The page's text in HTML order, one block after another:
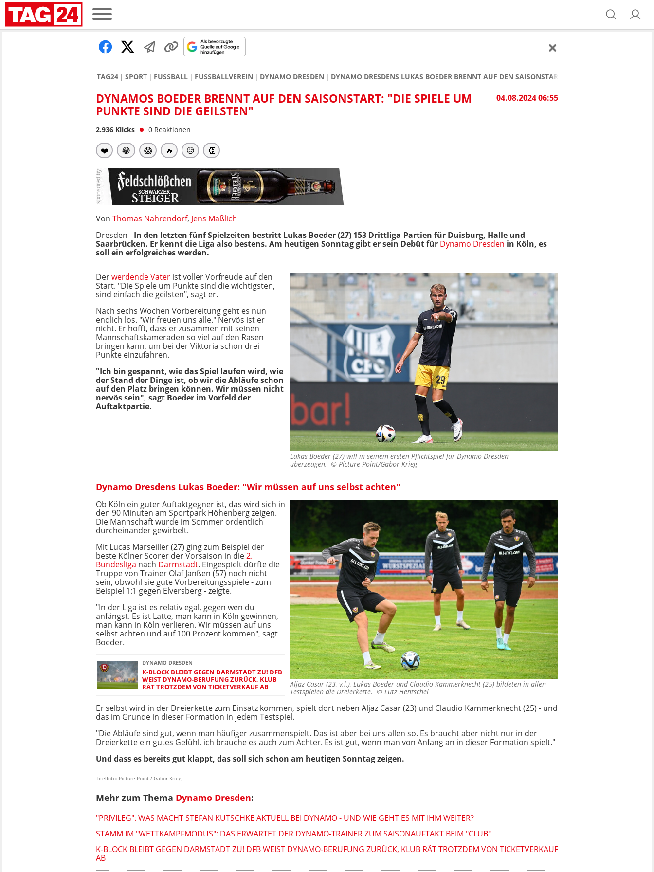
TAG24 SPORT FUSSBALL FUSSBALLVEREIN DYNAMO DRESDEN DYNAMO DRESDENS LUKAS BOEDER BRENNT AUF DEN SAISONSTART: "DIE SPIELE UM PUNKTE
04.08.2024 06:55
DYNAMOS BOEDER BRENNT AUF DEN SAISONSTART: "DIE SPIELE UM
PUNKTE SIND DIE GEILSTEN"
2.936 Klicks 0 Reaktionen
❤️ 😂 😱 🔥 😥 👏
Von Thomas Nahrendorf, Jens Maßlich
Dresden - In den letzten fünf Spielzeiten bestritt Lukas Boeder (27) 153 Drittliga-Partien für Duisburg, Halle und
Saarbrücken. Er kennt die Liga also bestens. Am heutigen Sonntag gibt er sein Debüt für Dynamo Dresden in Köln, es
soll ein erfolgreiches werden.
Lukas Boeder (27) will in seinem ersten Pflichtspiel für Dynamo Dresden
überzeugen. © Picture Point/Gabor Krieg
Derwerdende Vater ist voller Vorfreude auf den
Start. "Die Spiele um Punkte sind die wichtigsten,
sind einfach die geilsten", sagt er.
Nach sechs Wochen Vorbereitung geht es nun
endlich los. "Wir freuen uns alle." Nervös ist er
nicht. Er hofft, dass er zusammen mit seinen
Mannschaftskameraden so viel auf den Rasen
bringen kann, um bei der Viktoria schon drei
Punkte einzufahren.
"Ich bin gespannt, wie das Spiel laufen wird, wie
der Stand der Dinge ist, ob wir die Abläufe schon
auf den Platz bringen können. Wir müssen nicht
nervös sein", sagt Boeder im Vorfeld der
Auftaktpartie.
Dynamo Dresdens Lukas Boeder: "Wir müssen auf uns selbst achten"
Aljaz Casar (23, v.l.), Lukas Boeder und Claudio Kammerknecht (25) bildeten in allen
Testspielen die Dreierkette. © Lutz Hentschel
Ob Köln ein guter Auftaktgegner ist, das wird sich in
den 90 Minuten am Sportpark Höhenberg zeigen.
Die Mannschaft wurde im Sommer ordentlich
durcheinander gewirbelt.
Mit Lucas Marseiller (27) ging zum Beispiel der
beste Kölner Scorer der Vorsaison in die2.
Bundesliga nach Darmstadt. Eingespielt dürfte die
Truppe von Trainer Olaf Janßen (57) noch nicht
sein, obwohl sie gute Vorbereitungsspiele - zum
Beispiel 1:1 gegen Elversberg - zeigte.
"In der Liga ist es relativ egal, gegen wen du
anfängst. Es ist Latte, man kann in Köln gewinnen,
man kann in Köln verlieren. Wir müssen auf uns
selbst achten und auf 100 Prozent kommen", sagt
Boeder.
DYNAMO DRESDEN
K-BLOCK BLEIBT GEGEN DARMSTADT ZU! DFB
WEIST DYNAMO-BERUFUNG ZURÜCK, KLUB
RÄT TROTZDEM VON TICKETVERKAUF AB
Er selbst wird in der Dreierkette zum Einsatz kommen, spielt dort neben Aljaz Casar (23) und Claudio Kammerknecht (25) - und
das im Grunde in dieser Formation in jedem Testspiel.
"Die Abläufe sind gut, wenn man häufiger zusammenspielt. Das ist aber bei uns allen so. Es braucht aber nicht nur in der
Dreierkette ein gutes Gefühl, ich brauche es auch zum Achter. Es ist gut, wenn man von Anfang an in dieser Formation spielt."
Und dass es bereits gut klappt, das soll sich schon am heutigen Sonntag zeigen.
Titelfoto: Picture Point / Gabor Krieg
Mehr zum Thema Dynamo Dresden:
"PRIVILEG": WAS MACHT STEFAN KUTSCHKE AKTUELL BEI DYNAMO - UND WIE GEHT ES MIT IHM WEITER?
STAMM IM "WETTKAMPFMODUS": DAS ERWARTET DER DYNAMO-TRAINER ZUM SAISONAUFTAKT BEIM "CLUB"
K-BLOCK BLEIBT GEGEN DARMSTADT ZU! DFB WEIST DYNAMO-BERUFUNG ZURÜCK, KLUB RÄT TROTZDEM VON TICKETVERKAUF
AB